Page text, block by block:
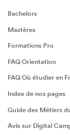
Bachelors
Mastères
Formations Pro
FAQ Orientation
FAQ Où étudier en
Index de nos pages
Guide des Métiers
Avis sur Digital